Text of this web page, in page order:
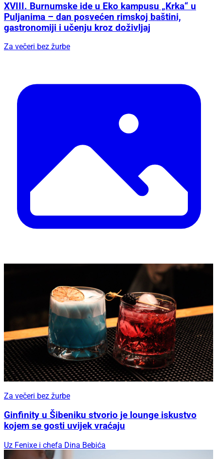
XVIII. Burnumske ide u Eko kampusu „Krka“ u
Puljanima – dan posvećen rimskoj baštini,
gastronomiji i učenju kroz doživljaj
Za večeri bez žurbe
Za večeri bez žurbe
Ginfinity u Šibeniku stvorio je lounge iskustvo
kojem se gosti uvijek vraćaju
Uz Fenixe i chefa Dina Bebića